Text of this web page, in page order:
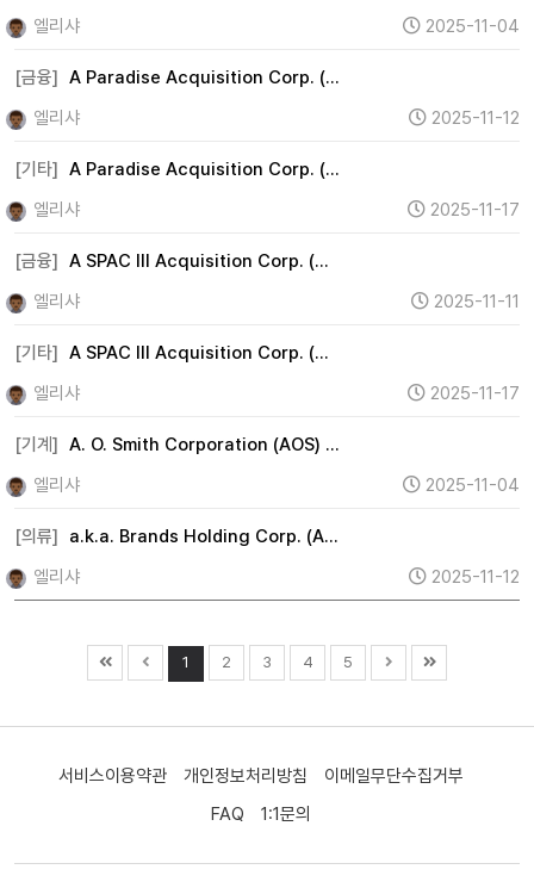
엘리샤
2025-11-04
[금융] A Paradise Acquisition Corp. (…
엘리샤
2025-11-12
[기타] A Paradise Acquisition Corp. (…
엘리샤
2025-11-17
[금융] A SPAC III Acquisition Corp. (…
엘리샤
2025-11-11
[기타] A SPAC III Acquisition Corp. (…
엘리샤
2025-11-17
[기계] A. O. Smith Corporation (AOS) …
엘리샤
2025-11-04
[의류]
a.k.a. Brands Holding Corp. (A…
엘리샤
2025-11-12
1 2 3 4 5
서비스이용약관 개인정보처리방침
이메일무단수집거부
FAQ
1:1문의